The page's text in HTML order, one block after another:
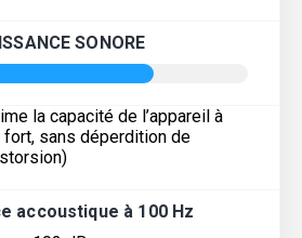
SONORE
la capacité de l’appareil à
fort, sans déperdition de
accoustique à 100 Hz